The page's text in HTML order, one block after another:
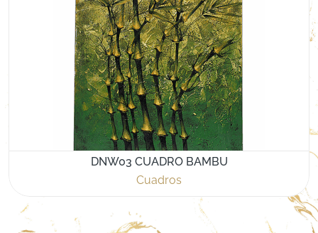
DNW03 CUADRO BAMBU
Cuadros